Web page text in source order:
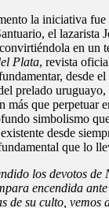
la iniciativa
el lazarista
en un
Plata, revista
desde
prelado uruguayo,
más que perpetuar
simbolismo
desde
que lo
los devotos
encendida
de su culto, vemos